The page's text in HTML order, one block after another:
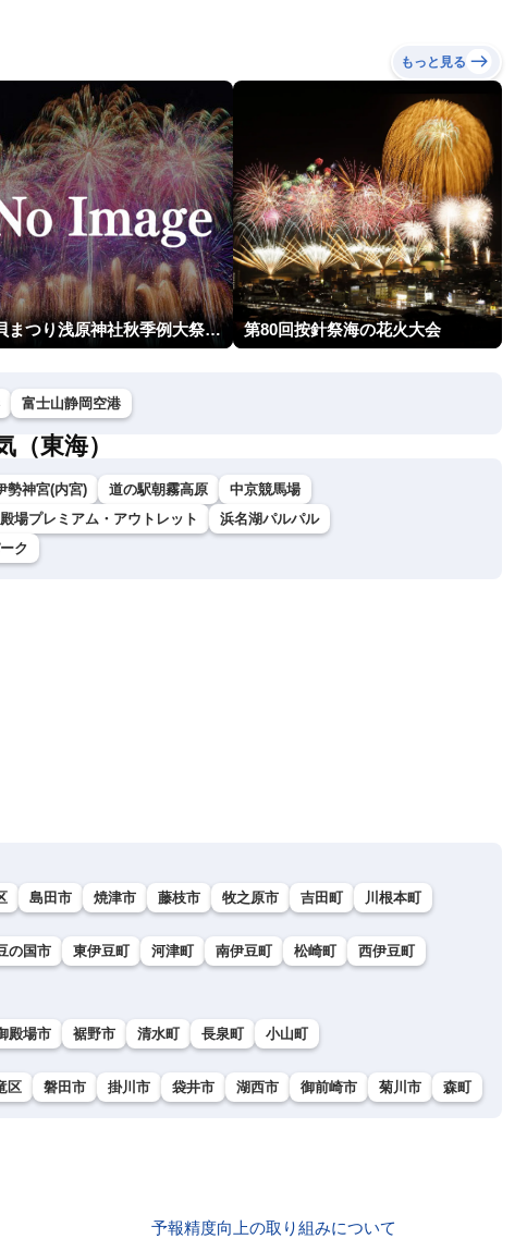
もっと見る
片貝まつり浅原神社秋季例大祭奉納大煙火 第80回按針祭海の花火大会
富士山静岡空港
東海）
勢神宮(内宮) 道の駅朝霧高原
中京競馬場
場プレミアム・アウトレット
浜名湖パルパル
ク
島田市 焼津市 藤枝市 牧之原市 吉田町 川根本町
の国市 東伊豆町 河津町 南伊豆町 松崎町
西伊豆町
殿場市 裾野市 清水町 長泉町 小山町
区 磐田市 掛川市 袋井市 湖西市 御前崎市 菊川市 森町
予報精度向上の取り組みについて